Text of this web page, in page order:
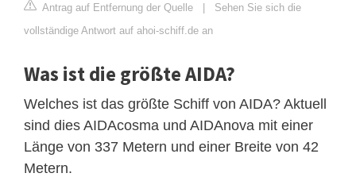
Antrag auf Entfernung der Quelle | Sehen Sie sich die
vollständige Antwort auf ahoi-schiff.de an
Was ist die größte AIDA?
Welches ist das größte Schiff von AIDA? Aktuell
sind dies AIDAcosma und AIDAnova mit einer
Länge von 337 Metern und einer Breite von 42
Metern.